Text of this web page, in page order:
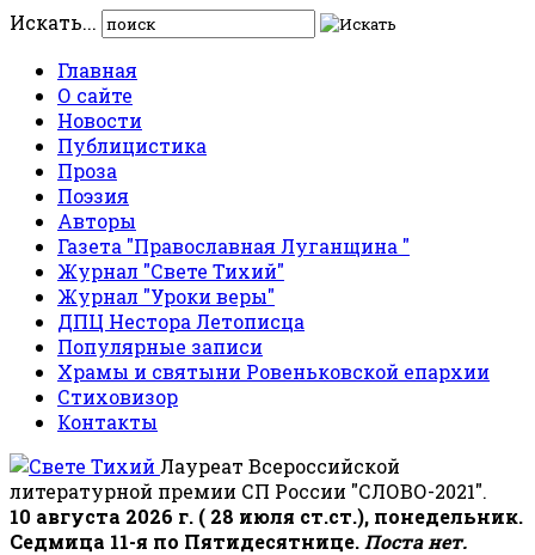
Искать...
Главная
О сайте
Новости
Публицистика
Проза
Поэзия
Авторы
Газета "Православная Луганщина "
Журнал "Свете Тихий"
Журнал "Уроки веры"
ДПЦ Нестора Летописца
Популярные записи
Храмы и святыни Ровеньковской епархии
Стиховизор
Контакты
Лауреат Всероссийской
литературной премии СП России "СЛОВО-2021".
10 августа 2026 г. ( 28 июля ст.ст.), понедельник.
Седмица 11-я по Пятидесятнице. Поста нет.